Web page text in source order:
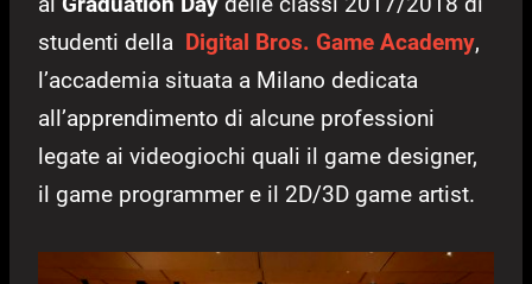
studenti della Digital Bros. Game Academy,
l’accademia situata a Milano dedicata
all’apprendimento di alcune professioni
legate ai videogiochi quali il game designer,
il game programmer e il 2D/3D game artist.